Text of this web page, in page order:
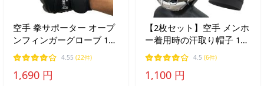
空手 拳サポーター オープ
ンフィンガーグローブ 1年
保証 パンチンググローブ
ハンドガード マジックテ
ープ式 ベルクロ 両手セッ
4.55 (22件)
1,690 円
【2枚セット】空手 メンホ
ー着用時の汗取り帽子 1年
保証 メンホーインナーキ
ャップ 吸汗速乾 洗濯可能
ヘッドギア ヘッドガード
4.5 (6件)
1,100 円